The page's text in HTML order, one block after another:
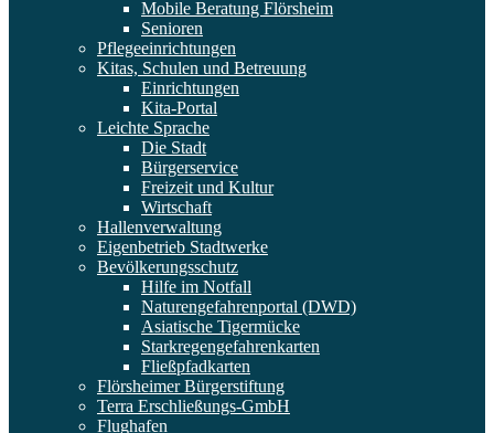
Mobile Beratung Flörsheim
Senioren
Pflegeeinrichtungen
Kitas, Schulen und Betreuung
Einrichtungen
Kita-Portal
Leichte Sprache
Die Stadt
Bürgerservice
Freizeit und Kultur
Wirtschaft
Hallenverwaltung
Eigenbetrieb Stadtwerke
Bevölkerungsschutz
Hilfe im Notfall
Naturengefahrenportal (DWD)
Asiatische Tigermücke
Starkregengefahrenkarten
Fließpfadkarten
Flörsheimer Bürgerstiftung
Terra Erschließungs-GmbH
Flughafen